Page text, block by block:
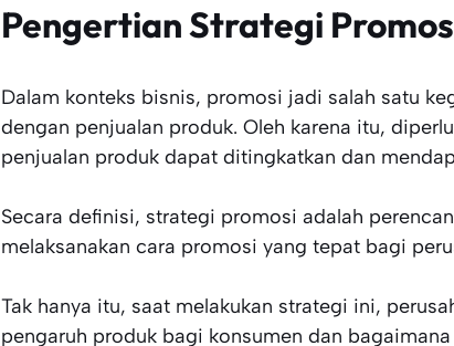
Pengertian Strategi
Dalam konteks bisnis, promosi jadi salah satu
dengan penjualan produk. Oleh karena itu,
penjualan produk dapat ditingkatkan dan
Secara definisi, strategi promosi adalah
melaksanakan cara promosi yang tepat bagi
Tak hanya itu, saat melakukan strategi ini,
pengaruh produk bagi konsumen dan